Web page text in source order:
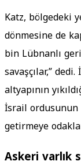
Katz, bölgedeki
dönmesine de
bin Lübnanlı
savaşçılar,”
altyapının
İsrail ordusunun
getirmeye
Askeri varlık